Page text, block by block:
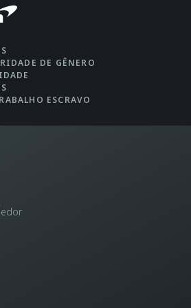
Brakes with 6-Piston
Front and 4-Piston
Aluminium Callipers
DE GÊNERO
ESCRAVO